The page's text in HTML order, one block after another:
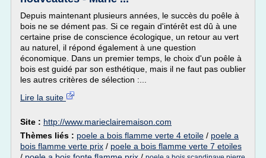
Depuis maintenant plusieurs années, le succès du poêle à
bois ne se dément pas. Si ce regain d'intérêt est dû à une
certaine prise de conscience écologique, un retour au vert
au naturel, il répond également à une question
économique. Dans un premier temps, le choix d'un poêle à
bois est guidé par son esthétique, mais il ne faut pas oublier
les autres critères de sélection :...
Lire la suite
Site : http://www.marieclairemaison.com
Thèmes liés : poele a bois flamme verte 4 etoile / poele a
bois flamme verte prix / poele a bois flamme verte 7 etoiles